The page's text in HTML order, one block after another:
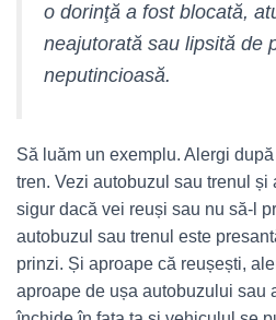
o dorinţă a fost blocată,
neajutorată sau lipsită de
neputincioasă.
Să luăm un exemplu. Alergi
tren. Vezi autobuzul sau trenul și
sigur dacă vei reuși sau nu să-l
autobuzul sau trenul este
prinzi. Și aproape că reușești,
aproape de ușa autobuzului sau